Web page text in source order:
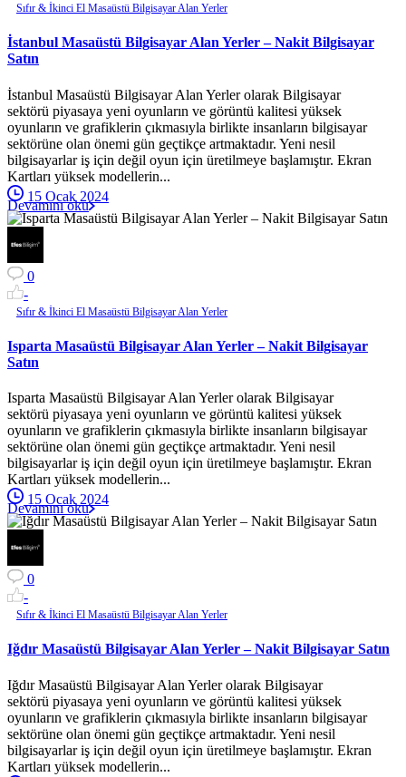
Sıfır & İkinci El Masaüstü Bilgisayar Alan Yerler
İstanbul Masaüstü Bilgisayar Alan Yerler – Nakit Bilgisayar
Satın
İstanbul Masaüstü Bilgisayar Alan Yerler olarak Bilgisayar
sektörü piyasaya yeni oyunların ve görüntü kalitesi yüksek
oyunların ve grafiklerin çıkmasıyla birlikte insanların bilgisayar
sektörüne olan önemi gün geçtikçe artmaktadır. Yeni nesil
bilgisayarlar iş için değil oyun için üretilmeye başlamıştır. Ekran
Kartları yüksek modellerin...
15 Ocak 2024
Devamını oku
0
-
Sıfır & İkinci El Masaüstü Bilgisayar Alan Yerler
Isparta Masaüstü Bilgisayar Alan Yerler – Nakit Bilgisayar
Satın
Isparta Masaüstü Bilgisayar Alan Yerler olarak Bilgisayar
sektörü piyasaya yeni oyunların ve görüntü kalitesi yüksek
oyunların ve grafiklerin çıkmasıyla birlikte insanların bilgisayar
sektörüne olan önemi gün geçtikçe artmaktadır. Yeni nesil
bilgisayarlar iş için değil oyun için üretilmeye başlamıştır. Ekran
Kartları yüksek modellerin...
15 Ocak 2024
Devamını oku
0
-
Sıfır & İkinci El Masaüstü Bilgisayar Alan Yerler
Iğdır Masaüstü Bilgisayar Alan Yerler – Nakit Bilgisayar Satın
Iğdır Masaüstü Bilgisayar Alan Yerler olarak Bilgisayar
sektörü piyasaya yeni oyunların ve görüntü kalitesi yüksek
oyunların ve grafiklerin çıkmasıyla birlikte insanların bilgisayar
sektörüne olan önemi gün geçtikçe artmaktadır. Yeni nesil
bilgisayarlar iş için değil oyun için üretilmeye başlamıştır. Ekran
Kartları yüksek modellerin...